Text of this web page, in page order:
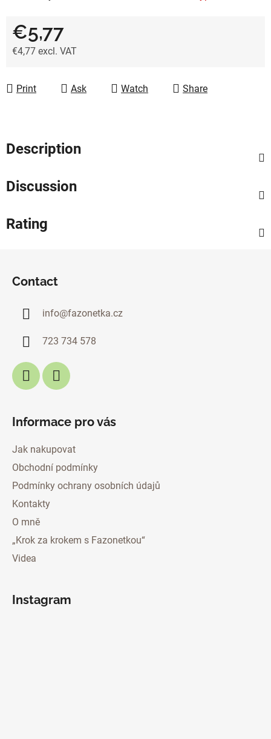
€5,77
€4,77 excl. VAT
Print
Ask Watch Share
Description
Discussion
Rating
Contact
info@fazonetka.cz
723 734 578
Informace pro vás
Jak nakupovat
Obchodní podmínky
Podmínky ochrany osobních údajů
Kontakty
O mně
„Krok za krokem s Fazonetkou“
Videa
Instagram